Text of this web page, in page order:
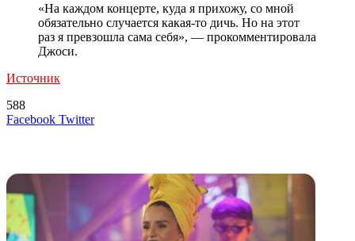
«На каждом концерте, куда я прихожу, со мной
обязательно случается какая-то дичь. Но на этот
раз я превзошла сама себя», — прокомментировала
Джоси.
Источник
588
Facebook TwitterLinkedIn
Tumblr
Reddit
Вконтакте
Одноклассники
Skype
Messenger
Messenger
WhatsApp
Telegram
Viber
Line
Поделиться
Печатать